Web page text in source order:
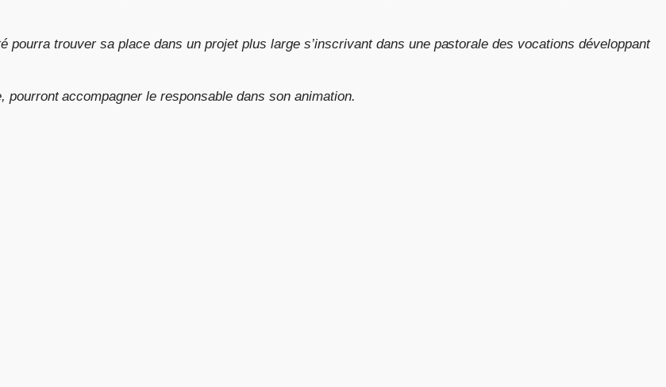
trouver sa place dans un projet plus large s’inscrivant dans une pastorale des vocations développant
pourront accompagner le responsable dans son animation.